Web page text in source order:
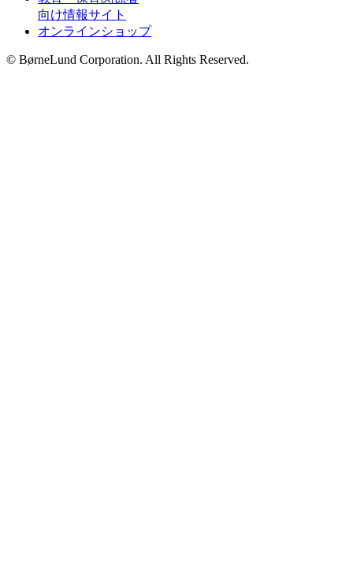
向け情報サイト
オンラインショップ
© BørneLund Corporation. All Rights Reserved.